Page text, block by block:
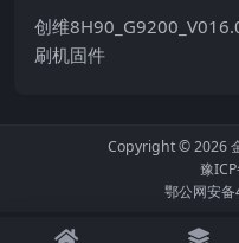
创维
刷机固件
Copyright © 2026
豫
鄂公网安